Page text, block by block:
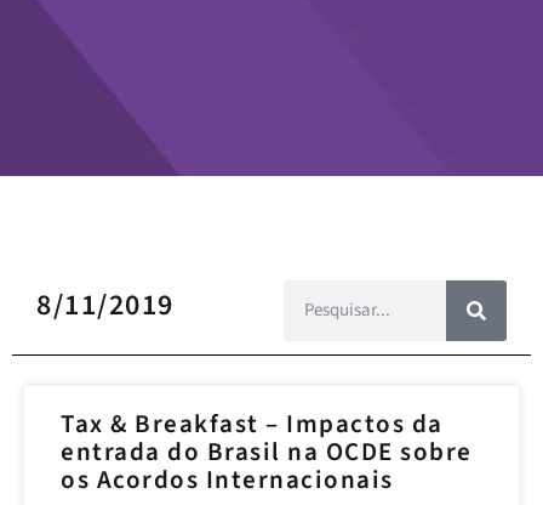
8/11/2019
Tax & Breakfast – Impactos da
entrada do Brasil na OCDE sobre
os Acordos Internacionais